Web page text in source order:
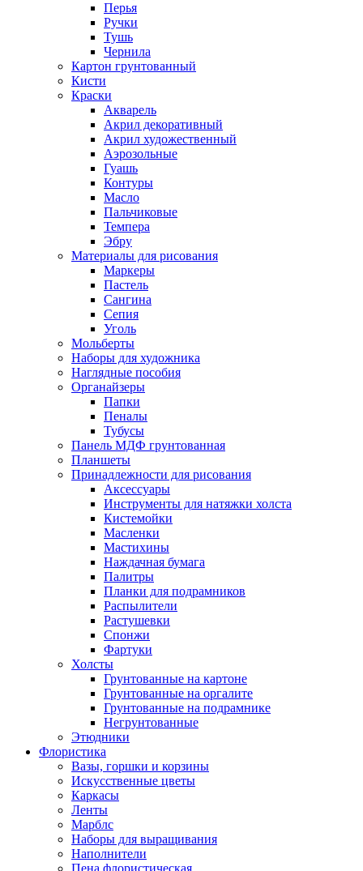
Перья
Ручки
Тушь
Чернила
Картон грунтованный
Кисти
Краски
Акварель
Акрил декоративный
Акрил художественный
Аэрозольные
Гуашь
Контуры
Масло
Пальчиковые
Темпера
Эбру
Материалы для рисования
Маркеры
Пастель
Сангина
Сепия
Уголь
Мольберты
Наборы для художника
Наглядные пособия
Органайзеры
Папки
Пеналы
Тубусы
Панель МДФ грунтованная
Планшеты
Принадлежности для рисования
Аксессуары
Инструменты для натяжки холста
Кистемойки
Масленки
Мастихины
Наждачная бумага
Палитры
Планки для подрамников
Распылители
Растушевки
Спонжи
Фартуки
Холсты
Грунтованные на картоне
Грунтованные на оргалите
Грунтованные на подрамнике
Негрунтованные
Этюдники
Флористика
Вазы, горшки и корзины
Искусственные цветы
Каркасы
Ленты
Марблс
Наборы для выращивания
Наполнители
Пена флористическая